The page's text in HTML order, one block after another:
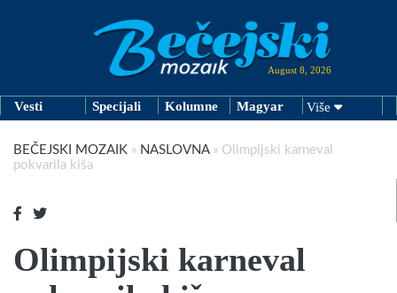
August 8, 2026
Vesti Specijali Kolumne Magyar Više
BEČEJSKI MOZAIK » NASLOVNA» Olimpijski karneval
pokvarila kiša
Olimpijski karneval